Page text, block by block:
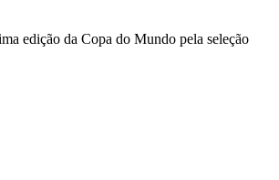
edição da Copa do Mundo pela seleção